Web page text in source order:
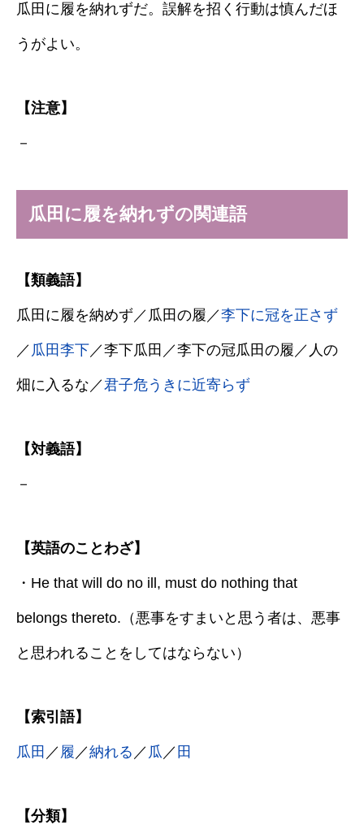
瓜田に履を納れずだ。誤解を招く行動は慎んだほ
うがよい。
【注意】
－
瓜田に履を納れずの関連語
【類義語】
瓜田に履を納めず／瓜田の履／李下に冠を正さず
／ 瓜田李下／李下瓜田／李下の冠瓜田の履／人の
畑に入るな／君子危うきに近寄らず
【対義語】
－
【英語のことわざ】
・He that will do no ill, must do nothing that
belongs thereto.（悪事をすまいと思う者は、悪事
と思われることをしてはならない）
【索引語】
瓜田 ／ 履 ／納れる ／ 瓜 ／ 田
【分類】